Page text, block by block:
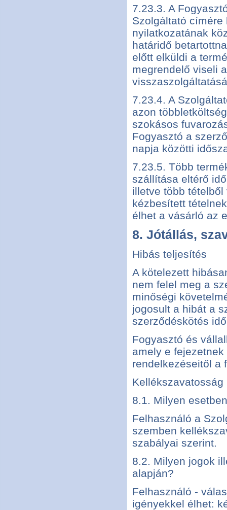
7.23.3. A
Szolgáltató
nyilatkozatának
határidő
előtt elküldi a
megrendelő viseli
7.23.4. A
azon
szokásos
Fogyasztó a
napja közötti
7.23.5. Több
szállítása eltérő
illetve több
kézbesített
élhet a vásárló az
8. Jótállás,
Hibás teljesítés
A kötelezett
nem felel meg a
minőségi
jogosult a hibát a
szerződéskötés
Fogyasztó és
amely e
rendelkezéseitől a
Kellékszavatosság
8.1. Milyen
Felhasználó a
szemben
szabályai szerint.
8.2. Milyen jogok
alapján?
Felhasználó -
igényekkel élhet: